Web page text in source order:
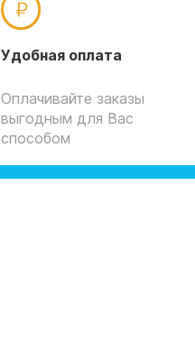
Удобная оплата
Оплачивайте заказы
выгодным для Вас
способом